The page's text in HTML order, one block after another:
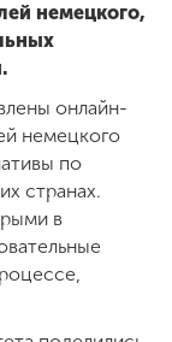
немецкого,
онлайн-
немецкого
по
странах.
в